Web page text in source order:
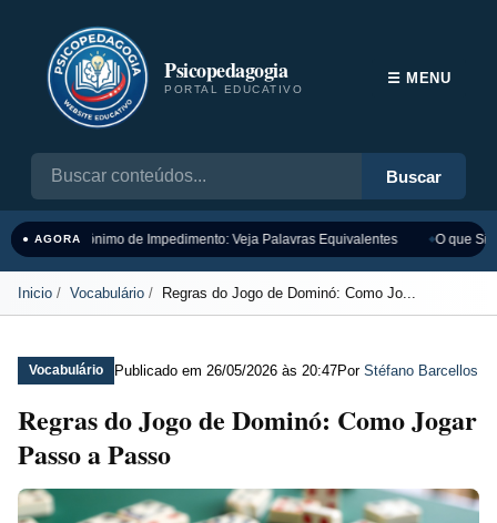
Psicopedagogia
PORTAL EDUCATIVO
Buscar
☰ MENU
● AGORASinônimo de Impedimento: Veja Palavras Equivalentes O que
Inicio Vocabulário Regras do Jogo de Dominó: Como Jo...
Vocabulário Publicado em 26/05/2026 às 20:47Por Stéfano Barcellos
Regras do Jogo de Dominó: Como Jogar
Passo a Passo